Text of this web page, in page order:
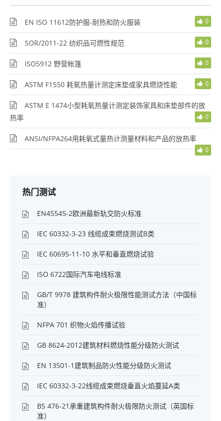
EN ISO 11612防护服-耐热和防火服装 0
SOR/2011-22 纺织品可燃性规范 0
ISO5912 野营帐篷 0
ASTM F1550 耗氧热量计测定床垫或家具燃烧性能 0
ASTM E 1474小型耗氧热量计测定装饰家具和床垫部件的放
热率
0
ANSI/NFPA264用耗氧式量热计测量材料和产品的放热率
0
热门测试
EN45545-2欧洲最新轨交防火标准
IEC 60332-3-23 线缆成束燃烧测试B类
IEC 60695-11-10 水平和垂直燃烧试验
ISO 6722国际汽车电线标准
GB/T 9978 建筑构件耐火极限性能测试方法（中国标
准）
NFPA 701 织物火焰传播试验
GB 8624-2012建筑材料燃烧性能分级防火测试
EN 13501-1建筑制品防火性能分级防火测试
IEC 60332-3-22线缆成束燃烧垂直火焰蔓延A类
BS 476-21承重建筑构件耐火极限防火测试（英国标
准）